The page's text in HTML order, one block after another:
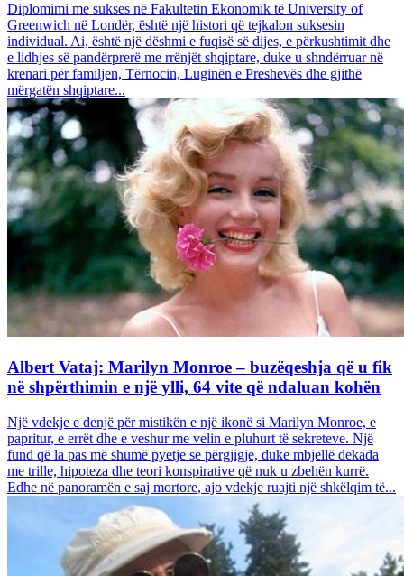
Diplomimi me sukses në Fakultetin Ekonomik të University of
Greenwich në Londër, është një histori që tejkalon suksesin
individual. Ai, është një dëshmi e fuqisë së dijes, e përkushtimit dhe
e lidhjes së pandërprerë me rrënjët shqiptare, duke u shndërruar në
krenari për familjen, Tërnocin, Luginën e Preshevës dhe gjithë
mërgatën shqiptare...
Albert Vataj: Marilyn Monroe – buzëqeshja që u fik
në shpërthimin e një ylli, 64 vite që ndaluan kohën
Një vdekje e denjë për mistikën e një ikonë si Marilyn Monroe, e
papritur, e errët dhe e veshur me velin e pluhurt të sekreteve. Një
fund që la pas më shumë pyetje se përgjigje, duke mbjellë dekada
me trille, hipoteza dhe teori konspirative që nuk u zbehën kurrë.
Edhe në panoramën e saj mortore, ajo vdekje ruajti një shkëlqim të...